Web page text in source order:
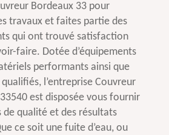
Bordeaux 33 pour
travaux et faites partie des
qui ont trouvé satisfaction
faire. Dotée d’équipements
performants ainsi que
l’entreprise Couvreur
est disposée vous fournir
de qualité et des résultats
ce soit une fuite d’eau, ou